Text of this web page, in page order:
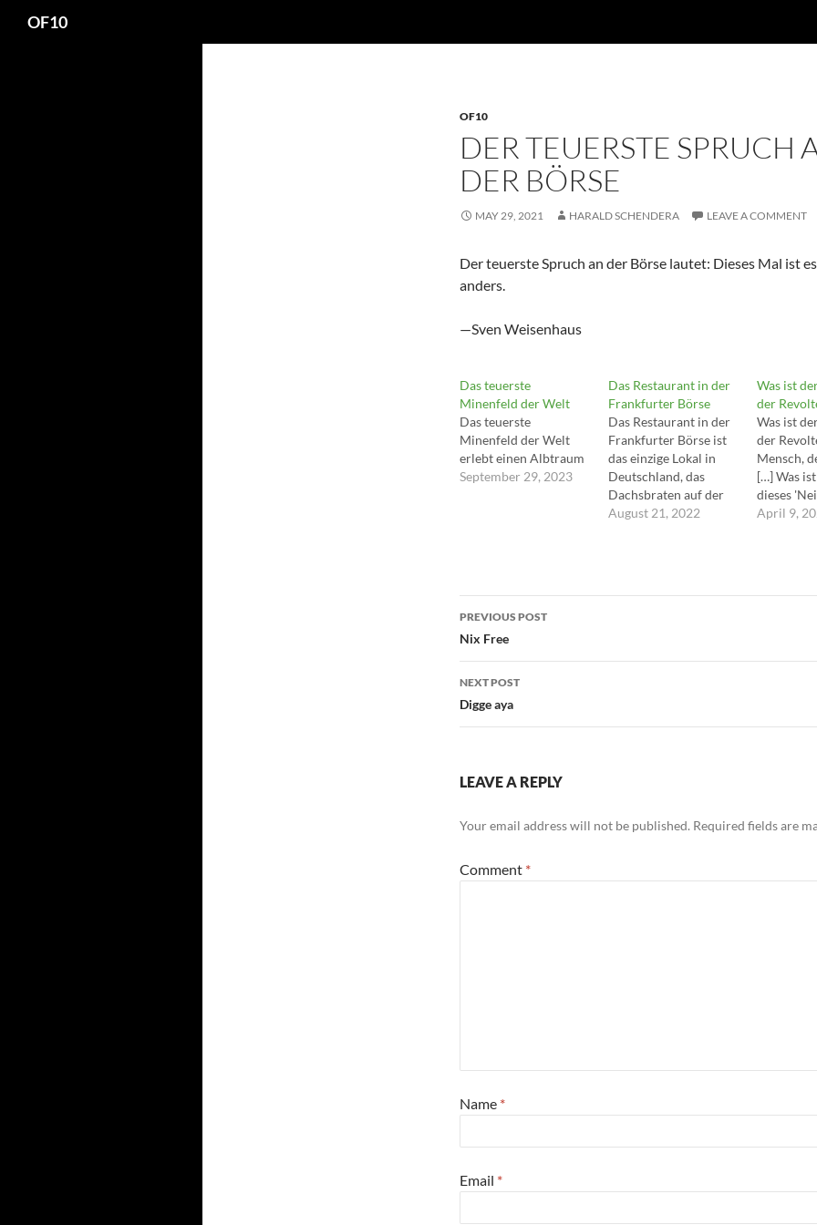
OF10
OF10
DER TEUERSTE SPRUCH
DER BÖRSE
MAY 29, 2021 HARALD SCHENDERA LEAVE A COMMENT
Der teuerste Spruch an der Börse lautet: Dieses Mal ist es
anders.
—Sven Weisenhaus
Das teuerste
Minenfeld der Welt
Das teuerste
Minenfeld der Welt
erlebt einen Albtraum
September 29, 2023
Das Restaurant in der
Frankfurter Börse
Das Restaurant in der
Frankfurter Börse ist
das einzige Lokal in
Deutschland, das
Dachsbraten auf der
Speisekarte hat.
August 21, 2022
Was ist
der
Was ist
der
Mensch,
[…] Was
dieses
bedeutet
Camus
April 9,
Post
navigation
PREVIOUS POST
Nix Free
NEXT POST
Digge aya
LEAVE A REPLY
Your email address will not be published. Required fields are
Comment *
Name *
Email *